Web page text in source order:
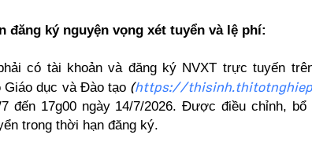
đăng ký nguyện vọng xét tuyển và lệ phí:
có tài khoản và đăng ký NVXT trực tuyến
Giáo dục và Đào tạo (https://
đến 17g00 ngày 14/7/2026. Được điều chỉnh, bổ
trong thời hạn đăng ký.